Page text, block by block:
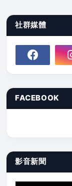
社群媒體
FACEBOOK
影音新聞